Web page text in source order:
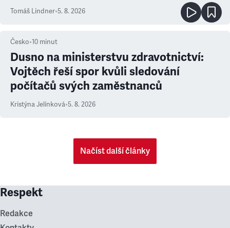
Tomáš Lindner•5. 8. 2026
Česko•10 minut
Dusno na ministerstvu zdravotnictví:
Vojtěch řeší spor kvůli sledování
počítačů svých zaměstnanců
Kristýna Jelínková•5. 8. 2026
Načíst další články
Respekt
Redakce